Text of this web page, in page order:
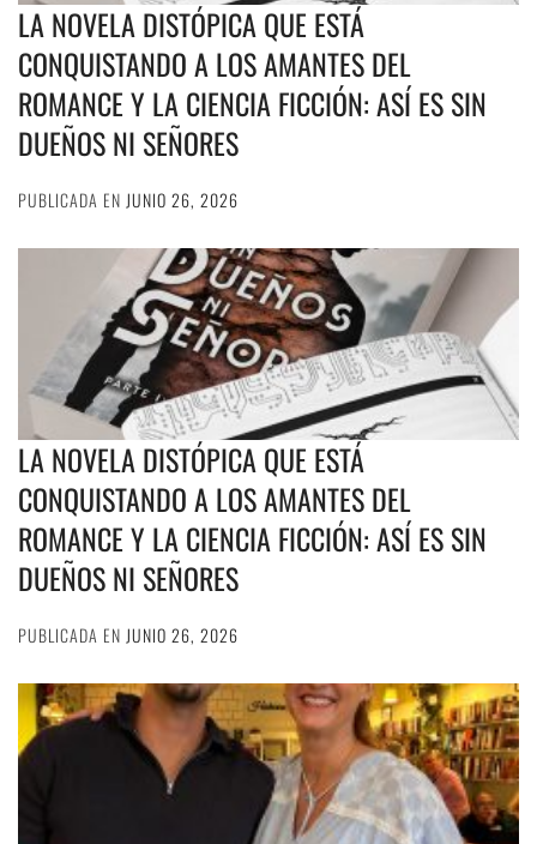
LA NOVELA DISTÓPICA QUE ESTÁ
CONQUISTANDO A LOS AMANTES DEL
ROMANCE Y LA CIENCIA FICCIÓN: ASÍ ES SIN
DUEÑOS NI SEÑORES
PUBLICADA EN JUNIO 26, 2026
LA NOVELA DISTÓPICA QUE ESTÁ
CONQUISTANDO A LOS AMANTES DEL
ROMANCE Y LA CIENCIA FICCIÓN: ASÍ ES SIN
DUEÑOS NI SEÑORES
PUBLICADA EN JUNIO 26, 2026